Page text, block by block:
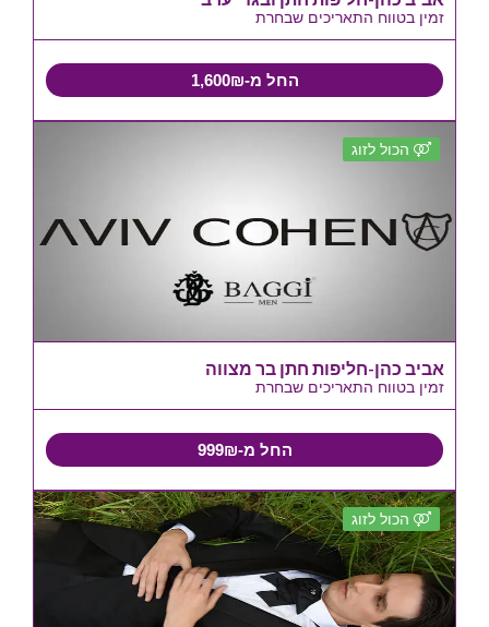
זמין בטווח התאריכים שבחרת
החל מ-1,600₪
הכול לזוג
אביב כהן-חליפות חתן בר מצווה
זמין בטווח התאריכים שבחרת
החל מ-999₪
הכול לזוג